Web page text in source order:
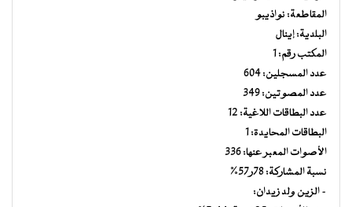
المقاطعة: نواذيبو
البلدية: إينال
المكتب رقم: 1
عدد المسجلين: 604
عدد المصوتين: 349
عدد البطاقات اللاغية: 12
البطاقات المحايدة: 1
الأصوات المعبر عنها: 336
نسبة المشاركة: 78ر57%
– الزين ولد زيدان: